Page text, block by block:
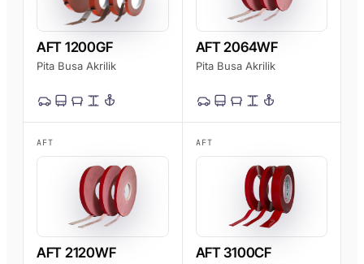
AFT 1200GF
Pita Busa Akrilik
AFT 2064WF
Pita Busa Akrilik
AFT
AFT 2120WF
AFT
AFT 3100CF